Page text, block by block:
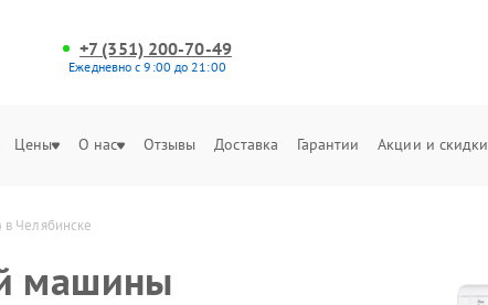
+7 (351) 200-70-49
Ежедневно с 9:00 до 21:00
Цены О нас Отзывы Доставка Гарантии Акции и скидки
Челябинске
машины